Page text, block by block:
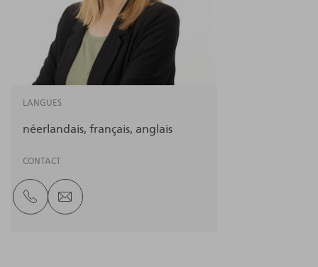
LANGUES
néerlandais français anglais
CONTACT